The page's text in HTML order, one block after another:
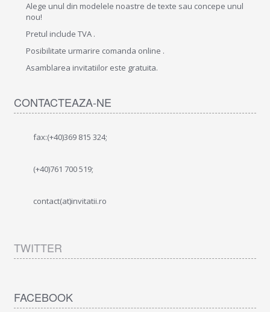
Alege unul din modelele noastre de texte sau concepe unul
nou!
Pretul include TVA .
Posibilitate urmarire comanda online .
Asamblarea invitatiilor este gratuita.
CONTACTEAZA-NE
fax:(+40)369 815 324;
(+40)761 700 519;
contact(at)invitatii.ro
TWITTER
FACEBOOK